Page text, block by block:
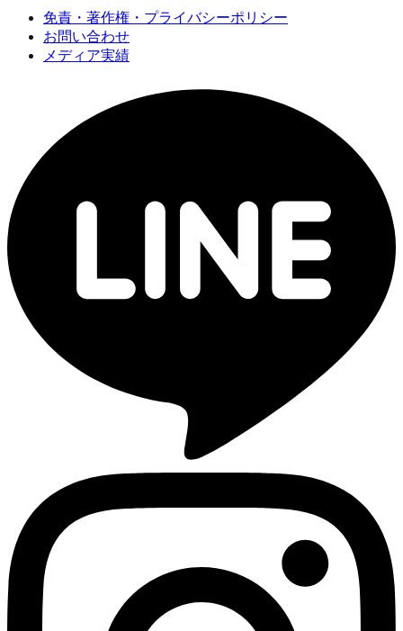
免責・著作権・プライバシーポリシー
お問い合わせ
メディア実績